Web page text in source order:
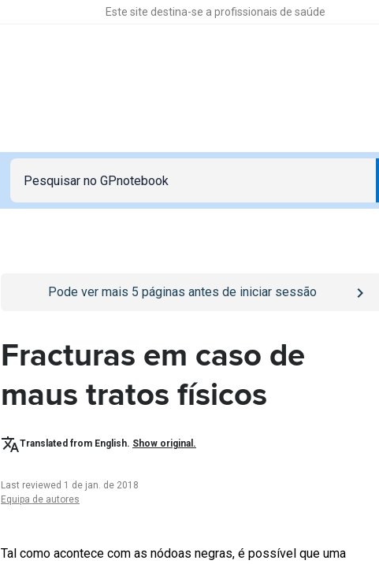
Este site destina-se a profissionais de saúde
/sign-inpage
Pode ver mais 5 páginas antes de iniciar sessão
Fracturas em caso de
maus tratos físicos
Translated from English. Show original.
Last reviewed 1 de jan. de 2018
Equipa de autores
Tal como acontece com as nódoas negras, é possível que uma